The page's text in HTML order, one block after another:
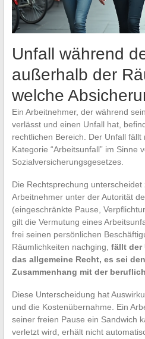
Unfall während
außerhalb der
welche
Ein Arbeitnehmer, der während
verlässt und einen Unfall hat,
rechtlichen Bereich. Der Unfall
Kategorie “Arbeitsunfall” im Sinne
Sozialversicherungsgesetzes.
Die Rechtsprechung
Arbeitnehmer unter der Autorität
(eingeschränkte Pause,
gilt die Vermutung eines
frei seinen persönlichen
Räumlichkeiten nachging, fällt der
das allgemeine Recht, es sei
Zusammenhang mit der
Diese Unterscheidung hat
und die Kostenübernahme. Ein
seiner freien Pause ein Sandwich
verletzt wird, erhält nicht